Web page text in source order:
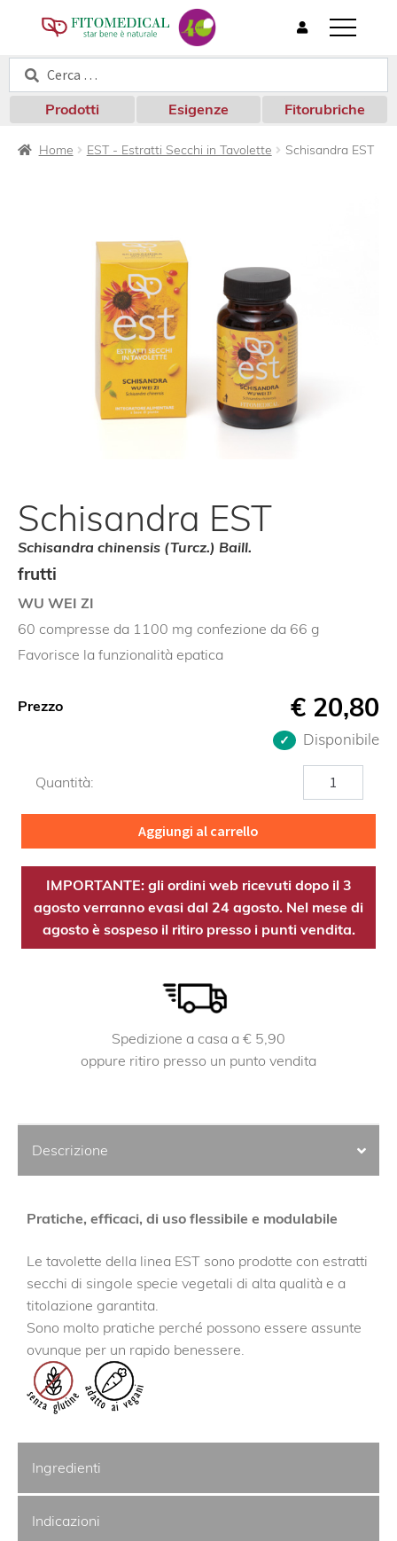
T
o
g
l
e
a
Cerca:
Cerca
Prodotti Esigenze Fitorubriche
Home EST - Estratti Secchi in Tavolette Schisandra EST
Schisandra EST
Schisandra chinensis (Turcz.) Baill.
frutti
WU WEI ZI
60 compresse da 1100 mg confezione da 66 g
Favorisce la funzionalità epatica
Prezzo € 20,80
Disponibile
Quantità:
Schisandra
EST
quantità
Aggiungi al carrello
IMPORTANTE: gli ordini web ricevuti dopo il 3
agosto verranno evasi dal 24 agosto. Nel mese di
agosto è sospeso il ritiro presso i punti vendita.
Spedizione a casa a € 5,90
oppure ritiro presso un punto vendita
Descrizione
Pratiche, efficaci, di uso flessibile e modulabile
Le tavolette della linea EST sono prodotte con estratti
secchi di singole specie vegetali di alta qualità e a
titolazione garantita.
Sono molto pratiche perché possono essere assunte
ovunque per un rapido benessere.
Ingredienti
Indicazioni